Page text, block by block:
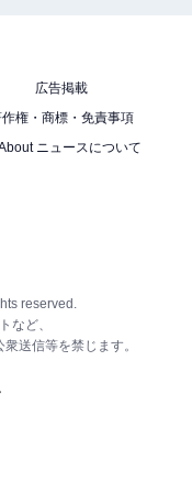
広告掲載
権・商標・免責事項
ニュースについて
reserved.
など、
送信等を禁じます。